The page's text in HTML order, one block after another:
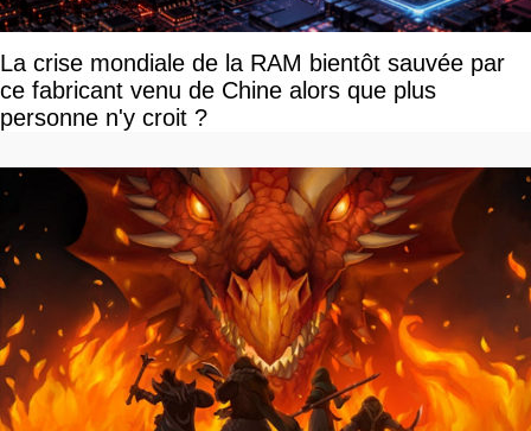
La crise mondiale de la RAM bientôt sauvée par
ce fabricant venu de Chine alors que plus
personne n'y croit ?